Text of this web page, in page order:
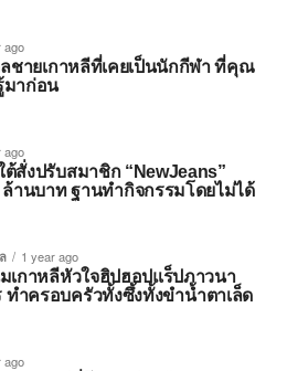
ago
ลชายเกาหลีที่เคยเป็นนักกีฬา ที่คุณ
มาก่อน
ago
ต้สั่งปรับสมาชิก “NewJeans”
ล้านบาท ฐานทำกิจกรรมโดยไม่ได้
1 year ago
เกาหลีหัวใจฮิปฮอปแร็ปภาวนา
ทำครอบครัวทั้งซึ้งทั้งขำน้ำตาเล็ด
ago